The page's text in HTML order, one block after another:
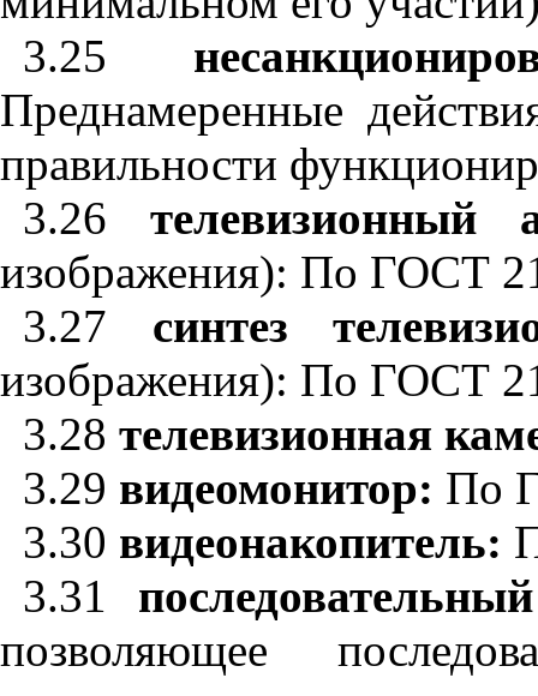
3.25
Преднамеренные
правильности
3.26телевизионный
изображения): По ГОСТ
3.27 синтез
изображения): По ГОСТ
3.28 телевизионная
3.29 видеомонитор: По
3.30 видеонакопитель:
3.31
позволяющее